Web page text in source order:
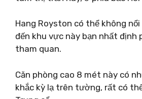
Hang Royston có thể không
đến khu vực này bạn nhất định
tham quan.
Căn phòng cao 8 mét này có
khắc kỳ lạ trên tường, rất có